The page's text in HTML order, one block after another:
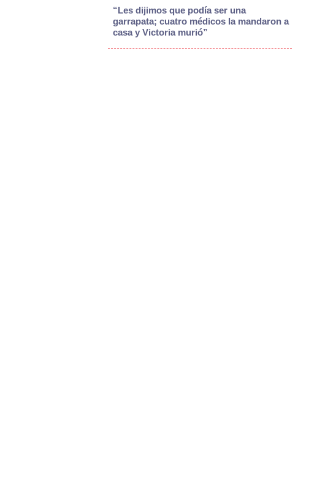
“Les dijimos que podía ser una
garrapata; cuatro médicos la mandaron a
casa y Victoria murió”